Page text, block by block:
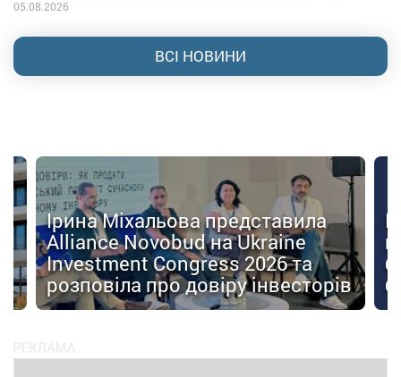
05.08.2026
ВСІ НОВИНИ
Ірина Міхальова представила
Alliance Novobud на Ukraine
Investment Congress 2026 та
розповіла про довіру інвесторів